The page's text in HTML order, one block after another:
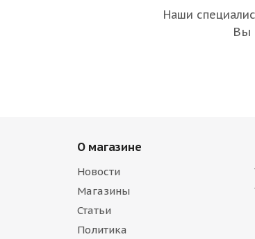
Наши
Вы
О магазине
Новости
Магазины
Статьи
Политика